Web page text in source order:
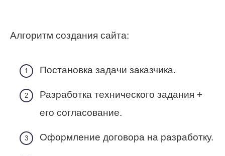
Алгоритм создания сайта:
Постановка задачи заказчика.
Разработка технического задания +
его согласование.
Оформление договора на разработку.